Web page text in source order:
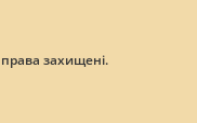
захищені.